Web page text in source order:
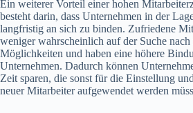
Ein weiterer Vorteil einer hohen
besteht darin, dass Unternehmen in der
langfristig an sich zu binden. Zufriedene
weniger wahrscheinlich auf der Suche
Möglichkeiten und haben eine höhere
Unternehmen. Dadurch können
Zeit sparen, die sonst für die Einstellung
neuer Mitarbeiter aufgewendet werden